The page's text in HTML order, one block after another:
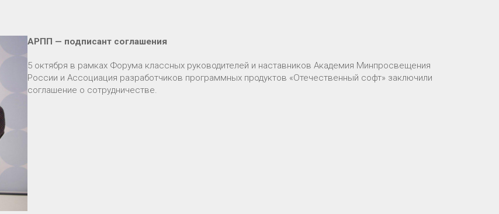
АРПП — подписант соглашения
5 октября в рамках Форума классных руководителей и наставников Академия Минпросвещения
России и Ассоциация разработчиков программных продуктов «Отечественный софт» заключили
соглашение о сотрудничестве.